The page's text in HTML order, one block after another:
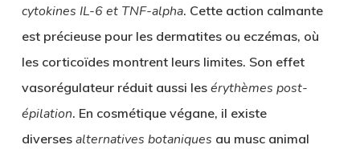
cytokines IL-6 et TNF-alpha. Cette action calmante
est précieuse pour les dermatites ou eczémas, où
les corticoïdes montrent leurs limites. Son effet
vasorégulateurréduit aussi les érythèmes post-
épilation. En cosmétique végane, il existe
diverses alternatives botaniques au musc animal